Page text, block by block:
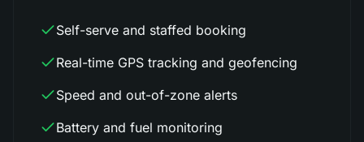
Self-serve and staffed booking
Real-time GPS tracking and geofencing
Speed and out-of-zone alerts
Battery and fuel monitoring